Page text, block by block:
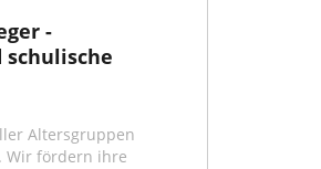
-
Altersgruppen
Wir fördern ihre